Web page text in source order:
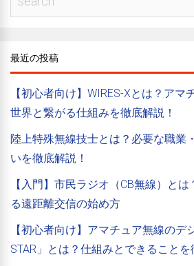
最近の投稿
【初心者向け】WIRES-Xとは？アマ
世界と繋がる仕組みを徹底解説！
陸上特殊無線技士とは？必要な職業
いを徹底解説！
【入門】市民ラジオ（CB無線）と
る遠距離交信の始め方
【初心者向け】アマチュア無線のデ
STAR」とは？仕組みとできることを